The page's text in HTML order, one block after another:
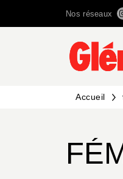
Nos réseaux
Accueil